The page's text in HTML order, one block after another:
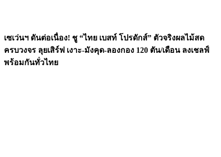
เซเว่นฯ ดันต่อเนื่อง! ชู “ไทย เบสท์ โปรดักส์” ตัวจริงผลไม้สด
ครบวงจร ลุยเสิร์ฟ เงาะ-มังคุด-ลองกอง 120 ตัน/เดือน ลงเชลฟ์
พร้อมกันทั่วไทย